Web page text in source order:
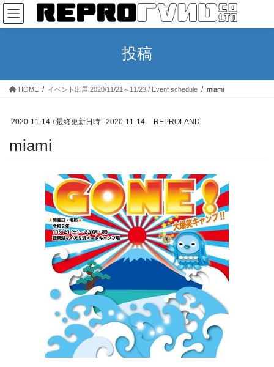
コ
ン
テ
ス
ナ
ビ
ゲ
ン
投稿
HOME イベント出展 2020/11/21～11/23 / Event schedule miami
2020-11-14 / 最終更新日時 : 2020-11-14 REPROLAND
miami